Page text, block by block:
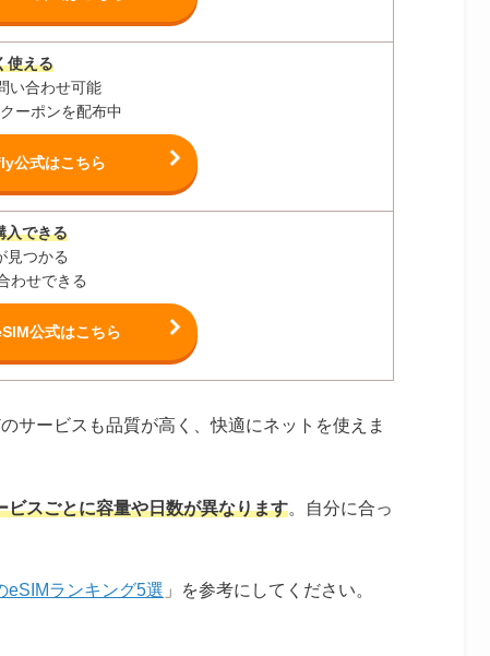
使える
い合わせ可能
ーポンを配布中
公式はこちら
入できる
見つかる
わせできる
公式はこちら
サービスも品質が高く、快適にネットを使えま
ビスごとに容量や日数が異なります。自分に合っ
eSIMランキング5選 」を参考にしてください。